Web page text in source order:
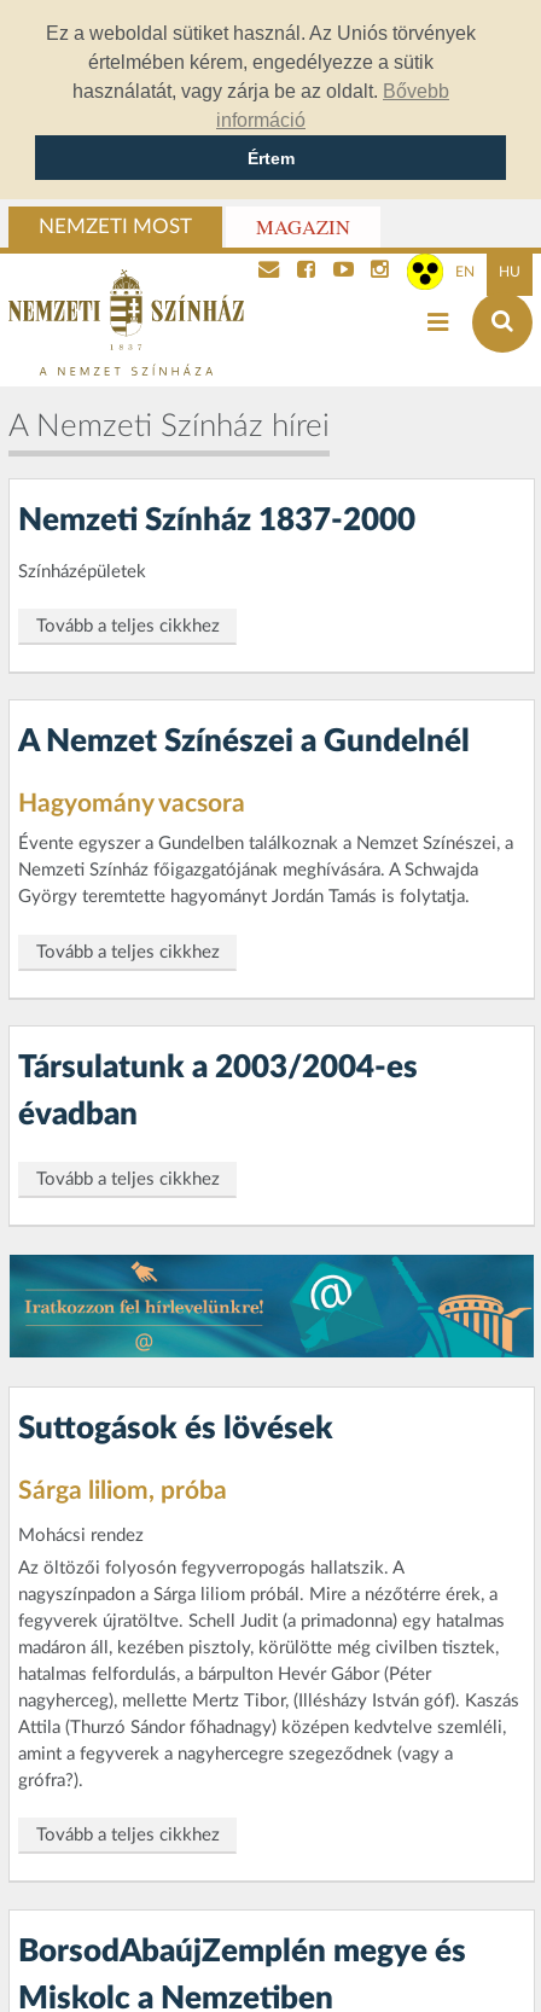
Ez a weboldal sütiket használ. Az Uniós törvények
értelmében kérem, engedélyezze a sütik
használatát, vagy zárja be az oldalt. Bővebb
információ
Értem
NEMZETI MOST MAGAZIN
EN HU
A Nemzeti Színház hírei
Nemzeti Színház 1837-2000
Színházépületek
Tovább a teljes cikkhez
A Nemzet Színészei a Gundelnél
Hagyomány vacsora
Évente egyszer a Gundelben találkoznak a Nemzet Színészei, a
Nemzeti Színház főigazgatójának meghívására. A Schwajda
György teremtette hagyományt Jordán Tamás is folytatja.
Tovább a teljes cikkhez
Társulatunk a 2003/2004-es
évadban
Tovább a teljes cikkhez
Suttogások és lövések
Sárga liliom, próba
Mohácsi rendez
Az öltözői folyosón fegyverropogás hallatszik. A
nagyszínpadon a Sárga liliom próbál. Mire a nézőtérre érek, a
fegyverek újratöltve. Schell Judit (a primadonna) egy hatalmas
madáron áll, kezében pisztoly, körülötte még civilben tisztek,
hatalmas felfordulás, a bárpulton Hevér Gábor (Péter
nagyherceg), mellette Mertz Tibor, (Illésházy István góf). Kaszás
Attila (Thurzó Sándor főhadnagy) középen kedvtelve szemléli,
amint a fegyverek a nagyhercegre szegeződnek (vagy a
grófra?).
Tovább a teljes cikkhez
BorsodAbaújZemplén megye és
Miskolc a Nemzetiben